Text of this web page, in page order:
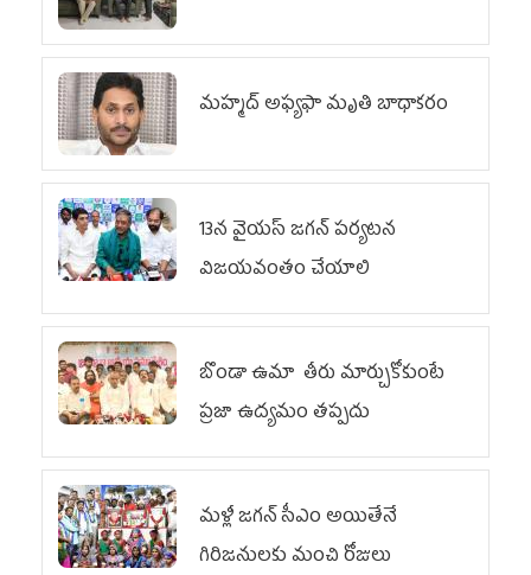
మహ్మద్‌ అఫ్యఫా మృతి బాధాకరం
13న వైయస్‌ జగన్‌ పర్యటన
విజయవంతం చేయాలి
బొండా ఉమా తీరు మార్చుకోకుంటే
ప్రజా ఉద్యమం తప్పదు
మళ్లీ జగన్ సీఎం అయితేనే
గిరిజనులకు మంచి రోజులు